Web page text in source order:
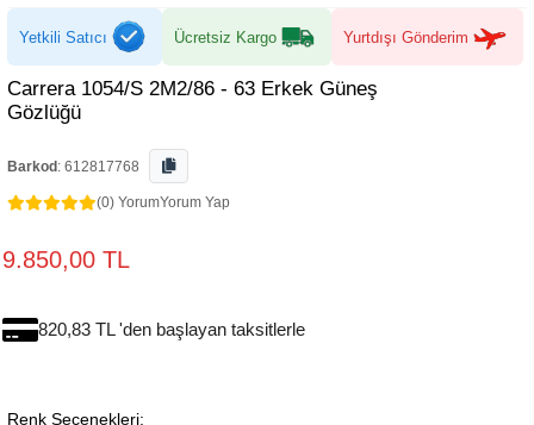
Yetkili Satıcı Ücretsiz Kargo Yurtdışı Gönderim
Carrera 1054/S 2M2/86 - 63 Erkek Güneş
Gözlüğü
Barkod : 612817768
(0) YorumYorum Yap
9.850,00 TL
820,83 TL 'den başlayan taksitlerle
Renk Seçenekleri: